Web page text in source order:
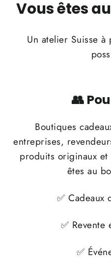
Vous êtes
Un atelier Suisse
👥
Boutiques
entreprises,
produits originaux et
êtes au
✅ Cadeaux
✅
✅